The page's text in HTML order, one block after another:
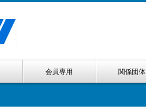
会員専用 関係団体